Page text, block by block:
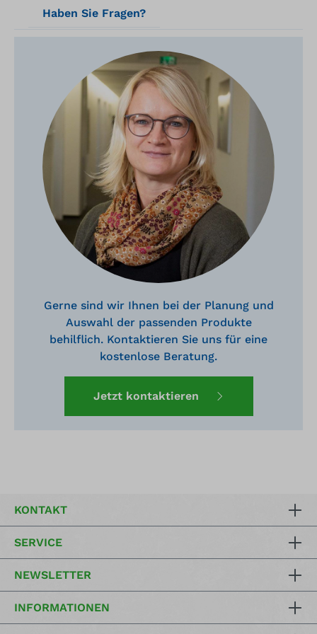
Haben Sie Fragen?
Gerne sind wir Ihnen bei der Planung und
Auswahl der passenden Produkte
behilflich. Kontaktieren Sie uns für eine
kostenlose Beratung.
Jetzt kontaktieren
KONTAKT
SERVICE
NEWSLETTER
INFORMATIONEN